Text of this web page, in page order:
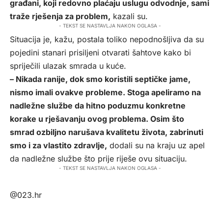
građani, koji redovno plaćaju uslugu odvodnje, sami
traže rješenja za problem, kazali su.
- TEKST SE NASTAVLJA NAKON OGLASA -
Situacija je, kažu, postala toliko nepodnošljiva da su
pojedini stanari prisiljeni otvarati šahtove kako bi
spriječili ulazak smrada u kuće.
– Nikada ranije, dok smo koristili septičke jame,
nismo imali ovakve probleme. Stoga apeliramo na
nadležne službe da hitno poduzmu konkretne
korake u rješavanju ovog problema. Osim što
smrad ozbiljno narušava kvalitetu života, zabrinuti
smo i za vlastito zdravlje, dodali su na kraju uz apel
da nadležne službe što prije riješe ovu situaciju.
- TEKST SE NASTAVLJA NAKON OGLASA -
@023.hr